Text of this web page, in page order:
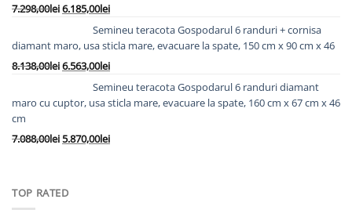
10.763,00lei.
7.298,00leiPrețul
fost:
7.298,00lei.
6.185,00leiPrețul
curent
este:
6.185,00lei.
Semineu teracota Gospodarul 6 randuri + cornisa
diamant maro, usa sticla mare, evacuare la spate, 150 cm x 90 cm x 46
8.138,00leiPrețul
fost:
6.563,00leiPrețul
curent
este:
6.563,00lei.
Semineu teracota Gospodarul 6 randuri diamant
maro cu cuptor, usa sticla mare, evacuare la spate, 160 cm x 67 cm x 46
cm
7.088,00leiPrețul
7.088,00lei.
5.870,00leiPrețul
TOP RATED